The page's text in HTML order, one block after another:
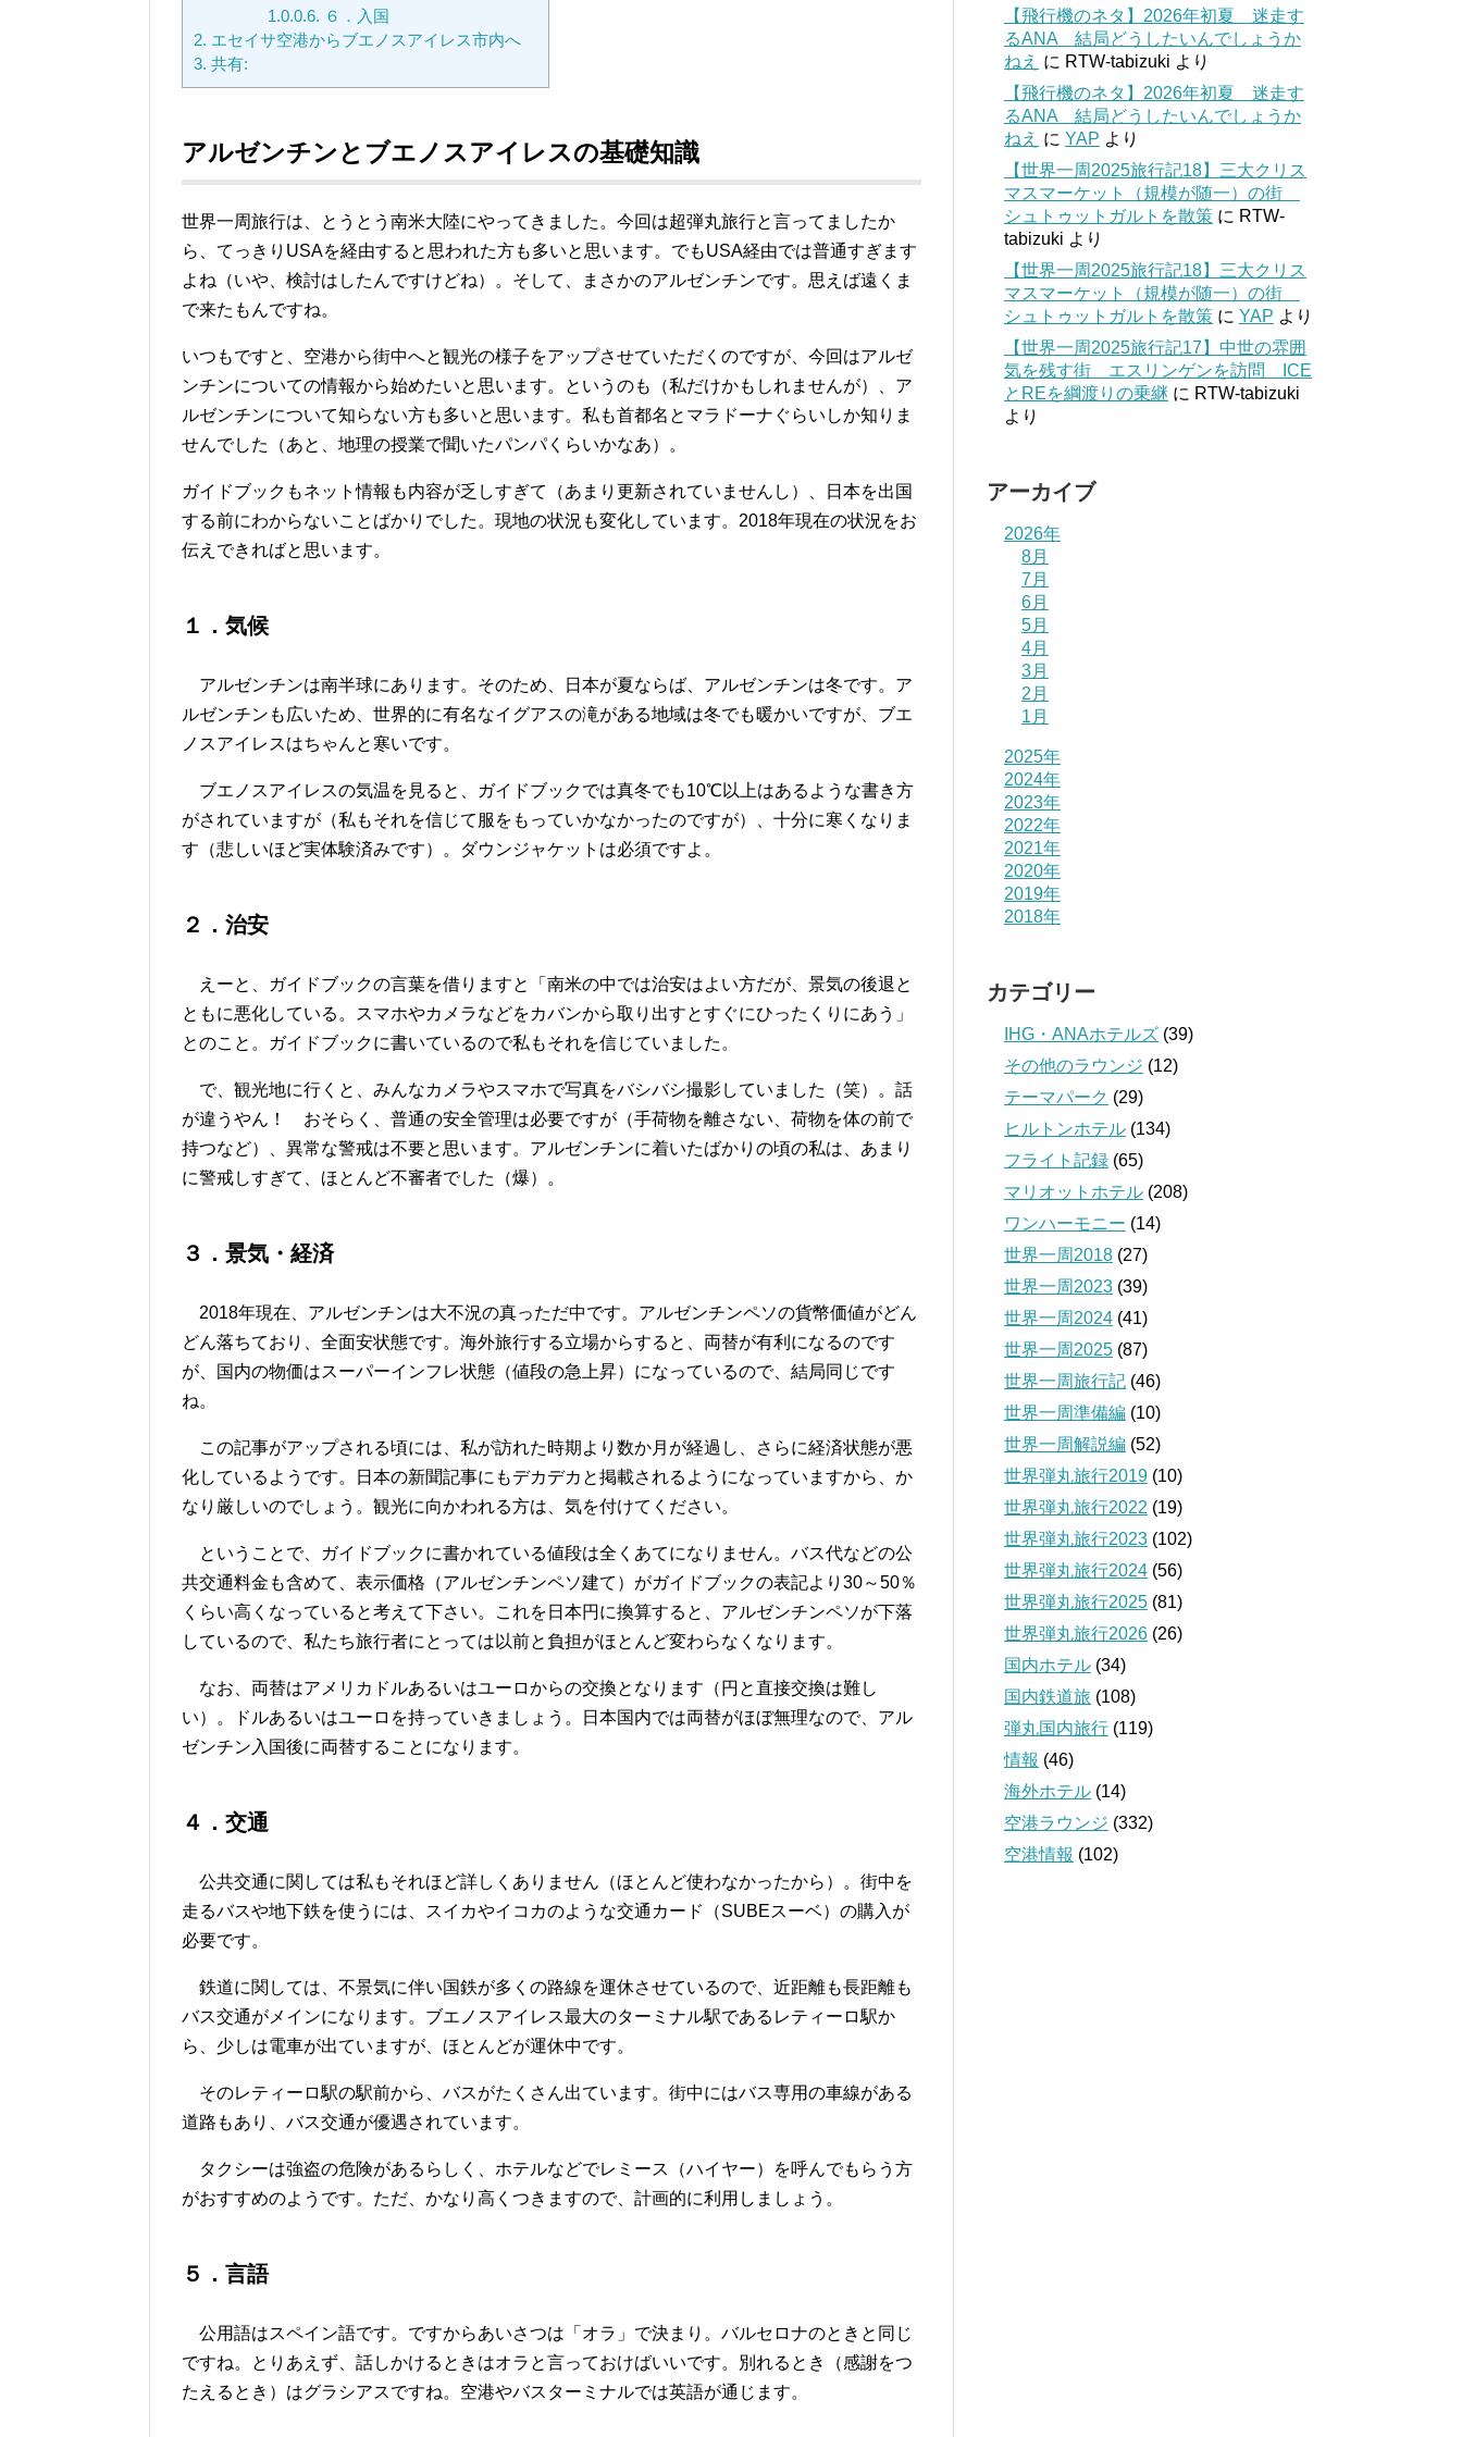
1.0.0.6. ６．入国
2. エセイサ空港からブエノスアイレス市内へ
3. 共有:
アルゼンチンとブエノスアイレスの基礎知識
世界一周旅行は、とうとう南米大陸にやってきました。今回は超弾丸旅行と言ってましたか
ら、てっきりUSAを経由すると思われた方も多いと思います。でもUSA経由では普通すぎます
よね（いや、検討はしたんですけどね）。そして、まさかのアルゼンチンです。思えば遠くま
で来たもんですね。
いつもですと、空港から街中へと観光の様子をアップさせていただくのですが、今回はアルゼ
ンチンについての情報から始めたいと思います。というのも（私だけかもしれませんが）、ア
ルゼンチンについて知らない方も多いと思います。私も首都名とマラドーナぐらいしか知りま
せんでした（あと、地理の授業で聞いたパンパくらいかなあ）。
ガイドブックもネット情報も内容が乏しすぎて（あまり更新されていませんし）、日本を出国
する前にわからないことばかりでした。現地の状況も変化しています。2018年現在の状況をお
伝えできればと思います。
１．気候
アルゼンチンは南半球にあります。そのため、日本が夏ならば、アルゼンチンは冬です。ア
ルゼンチンも広いため、世界的に有名なイグアスの滝がある地域は冬でも暖かいですが、ブエ
ノスアイレスはちゃんと寒いです。
ブエノスアイレスの気温を見ると、ガイドブックでは真冬でも10℃以上はあるような書き方
がされていますが（私もそれを信じて服をもっていかなかったのですが）、十分に寒くなりま
す（悲しいほど実体験済みです）。ダウンジャケットは必須ですよ。
２．治安
えーと、ガイドブックの言葉を借りますと「南米の中では治安はよい方だが、景気の後退と
ともに悪化している。スマホやカメラなどをカバンから取り出すとすぐにひったくりにあう」
とのこと。ガイドブックに書いているので私もそれを信じていました。
で、観光地に行くと、みんなカメラやスマホで写真をバシバシ撮影していました（笑）。話
が違うやん！ おそらく、普通の安全管理は必要ですが（手荷物を離さない、荷物を体の前で
持つなど）、異常な警戒は不要と思います。アルゼンチンに着いたばかりの頃の私は、あまり
に警戒しすぎて、ほとんど不審者でした（爆）。
３．景気・経済
2018年現在、アルゼンチンは大不況の真っただ中です。アルゼンチンペソの貨幣価値がどん
どん落ちており、全面安状態です。海外旅行する立場からすると、両替が有利になるのです
が、国内の物価はスーパーインフレ状態（値段の急上昇）になっているので、結局同じです
ね。
この記事がアップされる頃には、私が訪れた時期より数か月が経過し、さらに経済状態が悪
化しているようです。日本の新聞記事にもデカデカと掲載されるようになっていますから、か
なり厳しいのでしょう。観光に向かわれる方は、気を付けてください。
ということで、ガイドブックに書かれている値段は全くあてになりません。バス代などの公
共交通料金も含めて、表示価格（アルゼンチンペソ建て）がガイドブックの表記より30～50％
くらい高くなっていると考えて下さい。これを日本円に換算すると、アルゼンチンペソが下落
しているので、私たち旅行者にとっては以前と負担がほとんど変わらなくなります。
なお、両替はアメリカドルあるいはユーロからの交換となります（円と直接交換は難し
い）。ドルあるいはユーロを持っていきましょう。日本国内では両替がほぼ無理なので、アル
ゼンチン入国後に両替することになります。
４．交通
公共交通に関しては私もそれほど詳しくありません（ほとんど使わなかったから）。街中を
走るバスや地下鉄を使うには、スイカやイコカのような交通カード（SUBEスーベ）の購入が
必要です。
鉄道に関しては、不景気に伴い国鉄が多くの路線を運休させているので、近距離も長距離も
バス交通がメインになります。ブエノスアイレス最大のターミナル駅であるレティーロ駅か
ら、少しは電車が出ていますが、ほとんどが運休中です。
そのレティーロ駅の駅前から、バスがたくさん出ています。街中にはバス専用の車線がある
道路もあり、バス交通が優遇されています。
タクシーは強盗の危険があるらしく、ホテルなどでレミース（ハイヤー）を呼んでもらう方
がおすすめのようです。ただ、かなり高くつきますので、計画的に利用しましょう。
５．言語
公用語はスペイン語です。ですからあいさつは「オラ」で決まり。バルセロナのときと同じ
ですね。とりあえず、話しかけるときはオラと言っておけばいいです。別れるとき（感謝をつ
たえるとき）はグラシアスですね。空港やバスターミナルでは英語が通じます。
【飛行機のネタ】2026年初夏 迷走す
るANA 結局どうしたいんでしょうか
ねえ に RTW-tabizuki より
【飛行機のネタ】2026年初夏 迷走す
るANA 結局どうしたいんでしょうか
ねえ に YAP より
【世界一周2025旅行記18】三大クリス
マスマーケット（規模が随一）の街
シュトゥットガルトを散策 に RTW-
tabizuki より
【世界一周2025旅行記18】三大クリス
マスマーケット（規模が随一）の街
シュトゥットガルトを散策 に YAP より
【世界一周2025旅行記17】中世の雰囲
気を残す街 エスリンゲンを訪問 ICE
とREを綱渡りの乗継 に RTW-tabizuki
より
アーカイブ
2026年
8月
7月
6月
5月
4月
3月
2月
1月
2025年
2024年
2023年
2022年
2021年
2020年
2019年
2018年
カテゴリー
IHG・ANAホテルズ (39)
その他のラウンジ (12)
テーマパーク (29)
ヒルトンホテル (134)
フライト記録 (65)
マリオットホテル (208)
ワンハーモニー (14)
世界一周2018 (27)
世界一周2023 (39)
世界一周2024 (41)
世界一周2025 (87)
世界一周旅行記 (46)
世界一周準備編 (10)
世界一周解説編 (52)
世界弾丸旅行2019 (10)
世界弾丸旅行2022 (19)
世界弾丸旅行2023 (102)
世界弾丸旅行2024 (56)
世界弾丸旅行2025 (81)
世界弾丸旅行2026 (26)
国内ホテル (34)
国内鉄道旅 (108)
弾丸国内旅行 (119)
情報 (46)
海外ホテル (14)
空港ラウンジ (332)
空港情報 (102)